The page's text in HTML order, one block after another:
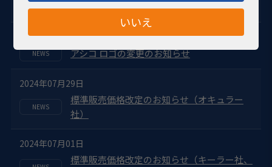
いいえ
レイト社、リイサー社)
2024年09月06日
アシコ ロゴの変更のお知らせ
2024年07月29日
標準販売価格改定のお知らせ（オキュラー
社）
2024年07月01日
標準販売価格改定のお知らせ（キーラー社、